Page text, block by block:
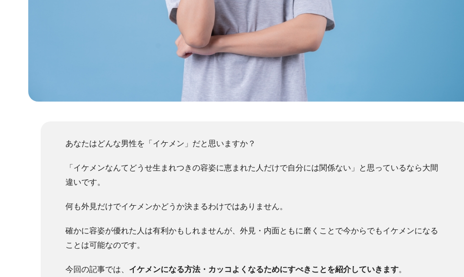
あなたはどんな男性を「イケメン」だと思いますか？
「イケメンなんてどうせ生まれつきの容姿に恵まれた人だけで自分には関係ない」と思っているなら大間
違いです。
何も外見だけでイケメンかどうか決まるわけではありません。
確かに容姿が優れた人は有利かもしれませんが、外見・内面ともに磨くことで今からでもイケメンになる
ことは可能なのです。
今回の記事では、 イケメンになる方法・カッコよくなるためにすべきことを紹介していきます。